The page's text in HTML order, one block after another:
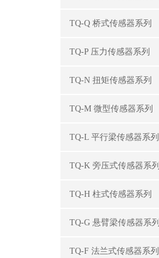
TQ-Q 桥式传感器系列
TQ-P 压力传感器系列
TQ-N 扭矩传感器系列
TQ-M 微型传感器系列
TQ-L 平行梁传感器系列
TQ-K 旁压式传感器系列
TQ-H 柱式传感器系列
TQ-G 悬臂梁传感器系列
TQ-F 法兰式传感器系列